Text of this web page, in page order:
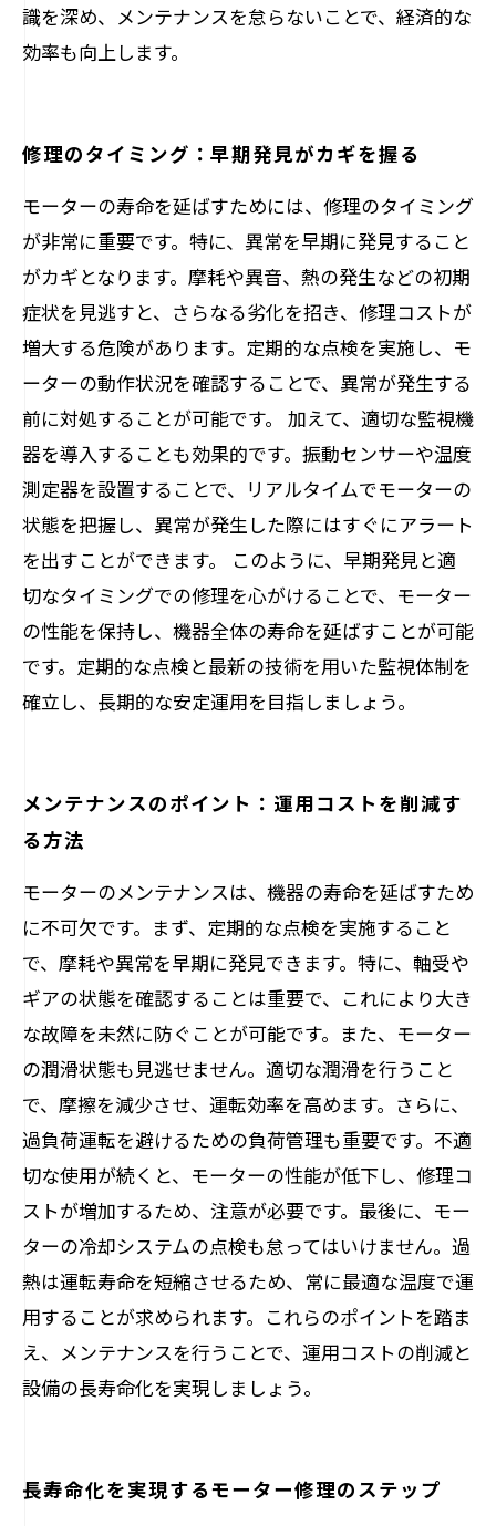
識を深め、メンテナンスを怠らないことで、経済的な
効率も向上します。
修理のタイミング：早期発見がカギを握る
モーターの寿命を延ばすためには、修理のタイミング
が非常に重要です。特に、異常を早期に発見すること
がカギとなります。摩耗や異音、熱の発生などの初期
症状を見逃すと、さらなる劣化を招き、修理コストが
増大する危険があります。定期的な点検を実施し、モ
ーターの動作状況を確認することで、異常が発生する
前に対処することが可能です。 加えて、適切な監視機
器を導入することも効果的です。振動センサーや温度
測定器を設置することで、リアルタイムでモーターの
状態を把握し、異常が発生した際にはすぐにアラート
を出すことができます。 このように、早期発見と適
切なタイミングでの修理を心がけることで、モーター
の性能を保持し、機器全体の寿命を延ばすことが可能
です。定期的な点検と最新の技術を用いた監視体制を
確立し、長期的な安定運用を目指しましょう。
メンテナンスのポイント：運用コストを削減す
る方法
モーターのメンテナンスは、機器の寿命を延ばすため
に不可欠です。まず、定期的な点検を実施すること
で、摩耗や異常を早期に発見できます。特に、軸受や
ギアの状態を確認することは重要で、これにより大き
な故障を未然に防ぐことが可能です。また、モーター
の潤滑状態も見逃せません。適切な潤滑を行うこと
で、摩擦を減少させ、運転効率を高めます。さらに、
過負荷運転を避けるための負荷管理も重要です。不適
切な使用が続くと、モーターの性能が低下し、修理コ
ストが増加するため、注意が必要です。最後に、モー
ターの冷却システムの点検も怠ってはいけません。過
熱は運転寿命を短縮させるため、常に最適な温度で運
用することが求められます。これらのポイントを踏ま
え、メンテナンスを行うことで、運用コストの削減と
設備の長寿命化を実現しましょう。
長寿命化を実現するモーター修理のステップ